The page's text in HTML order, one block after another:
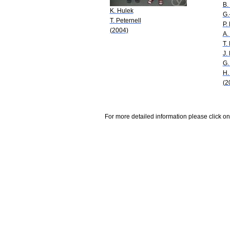
K. Hulek
T. Peternell
(2004)
P.
A.
T.
J.
For more detailed information please click